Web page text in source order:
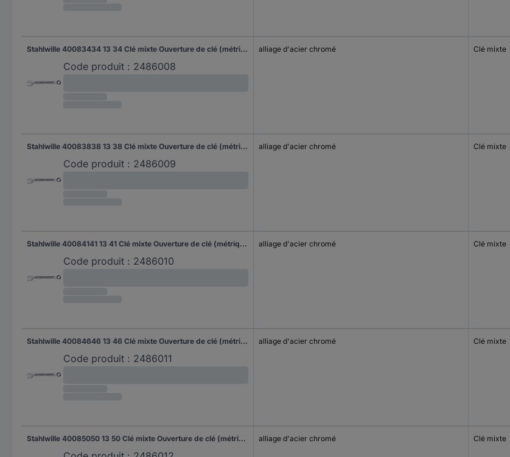
Stahlwille 40083434 13 34 Clé mixte Ouverture de clé (métrique) 34 mm
Code produit : 2486008
alliage d'acier chromé Clé mixte
Stahlwille 40083838 13 38 Clé mixte Ouverture de clé (métrique) 38 mm
Code produit : 2486009
alliage d'acier chromé Clé mixte
Stahlwille 40084141 13 41 Clé mixte Ouverture de clé (métrique) 41 mm
Code produit : 2486010
alliage d'acier chromé Clé mixte
Stahlwille 40084646 13 46 Clé mixte Ouverture de clé (métrique) 46 mm
Code produit : 2486011
alliage d'acier chromé Clé mixte
Stahlwille 40085050 13 50 Clé mixte Ouverture de clé (métrique) 50 mm alliage d'acier chromé Clé mixte